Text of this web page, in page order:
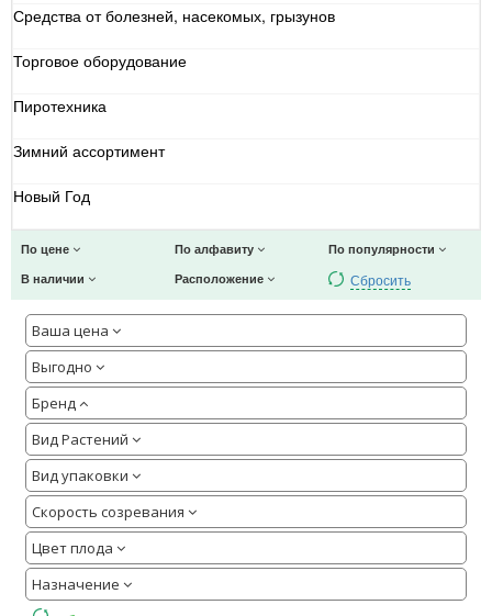
Средства от болезней, насекомых, грызунов
Торговое оборудование
Пиротехника
Зимний ассортимент
Новый Год
По цене По алфавиту
По популярности
В наличии
Расположение Сбросить
Ваша цена
Выгодно
Бренд
Вид Растений
Вид упаковки
Скорость созревания
Цвет плода
Назначение